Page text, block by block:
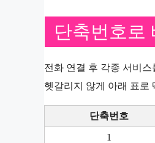
단축번호로
전화 연결 후 각종 서비
헷갈리지 않게 아래 표로
단축번호
1